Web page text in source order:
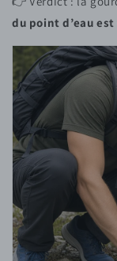
du point d’eau